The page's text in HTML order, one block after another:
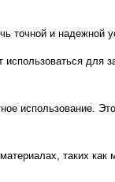
точной и надежной
для
использование.
таких